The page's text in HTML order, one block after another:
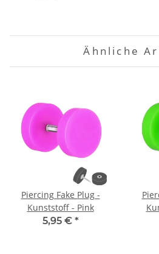
Ähnliche
Piercing Fake Plug -
Kunststoff - Pink
5,95 € *